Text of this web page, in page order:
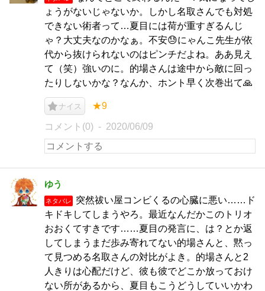
ょうがないじゃないか。しかし名取さんでも対処
できない術者って…夏目には荷が重すぎるんじ
ゃ？大丈夫なのかなぁ。不安😓にゃんこ先生が依
代から抜けられないのはピンチだよね。ああ見え
て（笑）強いのに。的場さんは途中から敵に回っ
たりしないかな？なんか、ホント早く次巻出て🙏
ナイス ★9
コメント(0) 2020/06/09
ゆう
ネタバレ
突然祓い屋コンビくるの心臓に悪い……ド
キドキしてしまうやろ。最近なんだかこのトリオ
おおくてすきです……夏目の発言に、は？とか返
してしまうまだ歩み寄れてない的場さんと、黙っ
て見つめる名取さんの対比がよき。的場さんと2
人きりは心配だけど、彼も彼でどこか放っておけ
ない所があるから、夏目もこうどうしていいかわ